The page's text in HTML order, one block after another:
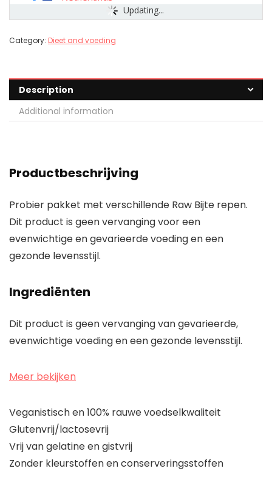
Updating...
Category: Dieet and voeding
Description
Additional information
Productbeschrijving
Probier pakket met verschillende Raw Bijte repen.
Dit product is geen vervanging voor een
evenwichtige en gevarieerde voeding en een
gezonde levensstijl.
Ingrediënten
Dit product is geen vervanging van gevarieerde,
evenwichtige voeding en een gezonde levensstijl.
Meer bekijken
Veganistisch en 100% rauwe voedselkwaliteit
Glutenvrij/lactosevrij
Vrij van gelatine en gistvrij
Zonder kleurstoffen en conserveringsstoffen